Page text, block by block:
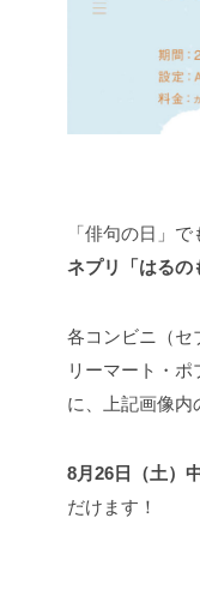
「俳句の日」
ネプリ「はるの
各コンビニ（セ
リーマート・
に、上記画像内
8月26日（土）
だけます！